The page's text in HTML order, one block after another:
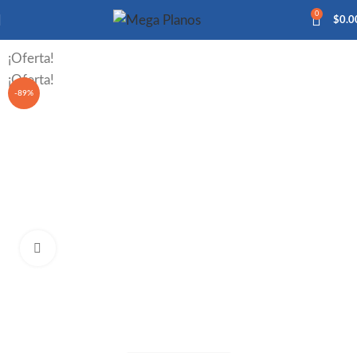
0
$
¡Oferta!
-89%
¡Oferta!